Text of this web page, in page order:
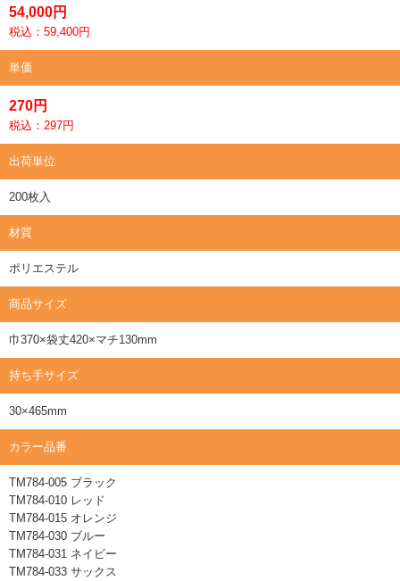
54,000円
税込：59,400円
単価
270円
税込：297円
出荷単位
200枚入
材質
ポリエステル
商品サイズ
巾370×袋丈420×マチ130mm
持ち手サイズ
30×465mm
カラー品番
TM784-005 ブラック
TM784-010 レッド
TM784-015 オレンジ
TM784-030 ブルー
TM784-031 ネイビー
TM784-033 サックス